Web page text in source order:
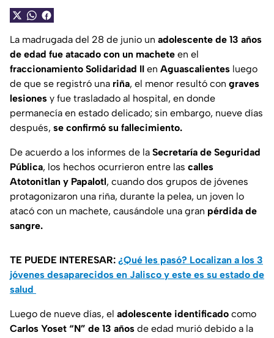
La madrugada del 28 de junio un adolescente de 13 años
de edad fue atacado con un machete en el
fraccionamiento Solidaridad II en Aguascalientes luego
de que se registró una riña, el menor resultó con graves
lesiones y fue trasladado al hospital, en donde
permanecía en estado delicado; sin embargo, nueve días
después, se confirmó su fallecimiento.
De acuerdo a los informes de la Secretaría de Seguridad
Pública, los hechos ocurrieron entre las calles
Atotonitlan y Papalotl, cuando dos grupos de jóvenes
protagonizaron una riña, durante la pelea, un joven lo
atacó con un machete, causándole una gran pérdida de
sangre.
TE PUEDE INTERESAR: ¿Qué les pasó? Localizan a los 3
jóvenes desaparecidos en Jalisco y este es su estado de
salud
Luego de nueve días, el adolescente identificado como
Carlos Yoset “N” de 13 años de edad murió debido a la